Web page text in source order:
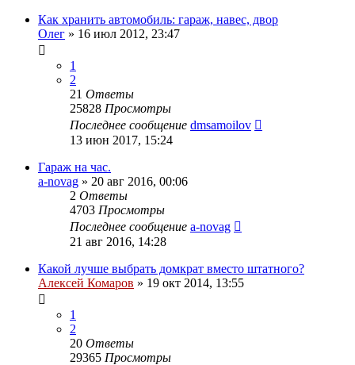
Как хранить автомобиль: гараж, навес, двор
Олег » 16 июл 2012, 23:47
1
2
21 Ответы
25828 Просмотры
Последнее сообщение dmsamoilov
13 июн 2017, 15:24
Гараж на час.
a-novag » 20 авг 2016, 00:06
2 Ответы
4703 Просмотры
Последнее сообщение a-novag
21 авг 2016, 14:28
Какой лучше выбрать домкрат вместо штатного?
Алексей Комаров » 19 окт 2014, 13:55
1
2
20 Ответы
29365 Просмотры